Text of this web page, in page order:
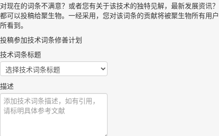
对现在的词条不满意？或者您有关于该技术的独特见解，最新发展资讯？
都可以投稿给聚生物。一经采用，您对该词条的贡献将被聚生物所有用户
所看到。
投稿参加技术词条修善计划
技术词条标题
描述